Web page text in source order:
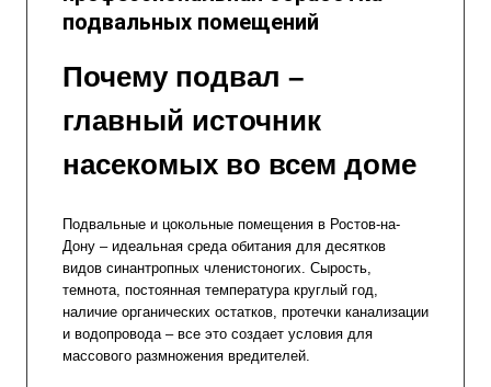
подвальных помещений
Почему подвал –
главный источник
насекомых во всем доме
Подвальные и цокольные помещения в Ростов-на-
Дону – идеальная среда обитания для десятков
видов синантропных членистоногих. Сырость,
темнота, постоянная температура круглый год,
наличие органических остатков, протечки канализации
и водопровода – все это создает условия для
массового размножения вредителей.